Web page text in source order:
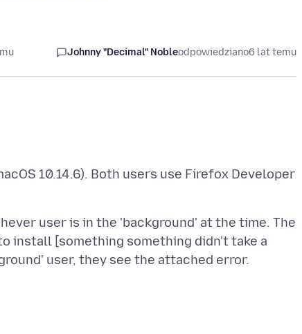
Johnny "Decimal" Nobleodpowiedziano6 lat temu
10.14.6). Both users use Firefox Developer
user is in the 'background' at the time. The
install [something something didn't take a